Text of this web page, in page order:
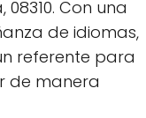
Con una
de idiomas,
referente para
de manera